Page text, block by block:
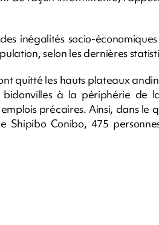
inégalités socio-
selon les dernières
quitté les hauts plateaux
bidonvilles à la périphérie de
précaires. Ainsi, dans le
Shipibo Conibo, 475